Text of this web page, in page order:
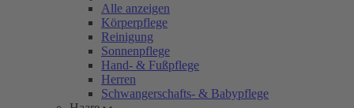
Alle anzeigen
Körperpflege
Reinigung
Sonnenpflege
Hand- & Fußpflege
Herren
Schwangerschafts- & Babypflege